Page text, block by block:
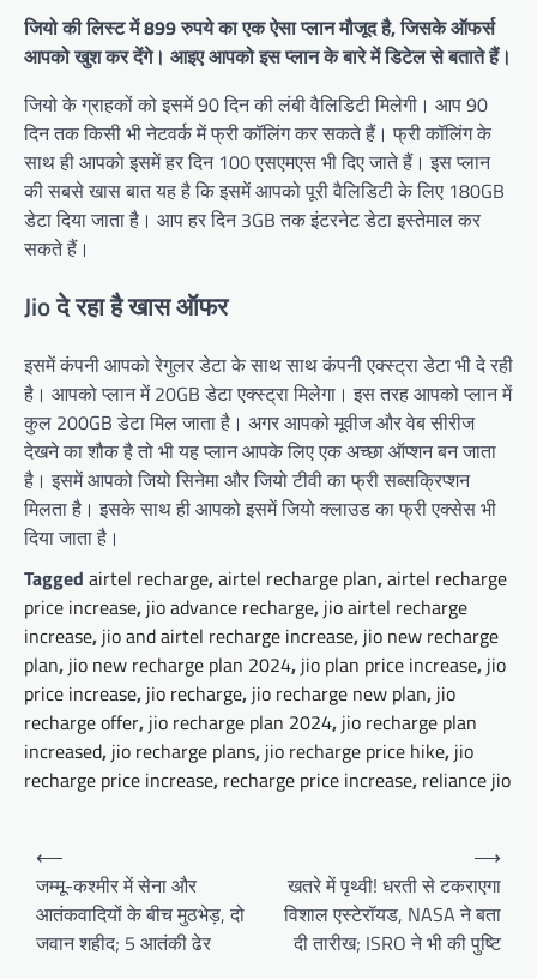
जियो की लिस्ट में 899 रुपये का एक ऐसा प्लान मौजूद है, जिसके ऑफर्स
आपको खुश कर देंगे। आइए आपको इस प्लान के बारे में डिटेल से बताते हैं।
जियो के ग्राहकों को इसमें 90 दिन की लंबी वैलिडिटी मिलेगी। आप 90
दिन तक किसी भी नेटवर्क में फ्री कॉलिंग कर सकते हैं। फ्री कॉलिंग के
साथ ही आपको इसमें हर दिन 100 एसएमएस भी दिए जाते हैं। इस प्लान
की सबसे खास बात यह है कि इसमें आपको पूरी वैलिडिटी के लिए 180GB
डेटा दिया जाता है। आप हर दिन 3GB तक इंटरनेट डेटा इस्तेमाल कर
सकते हैं।
Jio दे रहा है खास ऑफर
इसमें कंपनी आपको रेगुलर डेटा के साथ साथ कंपनी एक्स्ट्रा डेटा भी दे रही
है। आपको प्लान में 20GB डेटा एक्स्ट्रा मिलेगा। इस तरह आपको प्लान में
कुल 200GB डेटा मिल जाता है। अगर आपको मूवीज और वेब सीरीज
देखने का शौक है तो भी यह प्लान आपके लिए एक अच्छा ऑप्शन बन जाता
है। इसमें आपको जियो सिनेमा और जियो टीवी का फ्री सब्सक्रिप्शन
मिलता है। इसके साथ ही आपको इसमें जियो क्लाउड का फ्री एक्सेस भी
दिया जाता है।
Tagged airtel recharge,airtel recharge plan,airtel recharge
price increase, jio advance recharge, jio airtel recharge
increase, jio and airtel recharge increase, jio new recharge
plan, jio new recharge plan 2024, jio plan price increase, jio
price increase, jio recharge, jio recharge new plan, jio
recharge offer, jio recharge plan 2024, jio recharge plan
increased, jio recharge plans, jio recharge price hike, jio
recharge price increase, recharge price increase, reliance jio
Post
navigation
⟵
जम्मू-कश्मीर में सेना और
आतंकवादियों के बीच मुठभेड़, दो
जवान शहीद; 5 आतंकी ढेर
खतरे में पृथ्वी! धरती से टकराएगा
विशाल एस्टेरॉयड, NASA ने बता
दी तारीख; ISRO ने भी की पुष्टि
⟶